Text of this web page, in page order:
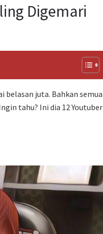
Digemari
belasan juta. Bahkan semua
tahu? Ini dia 12 Youtuber